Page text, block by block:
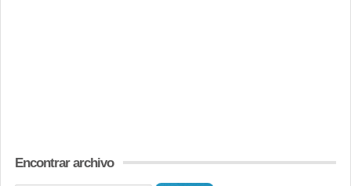
Encontrar archivo